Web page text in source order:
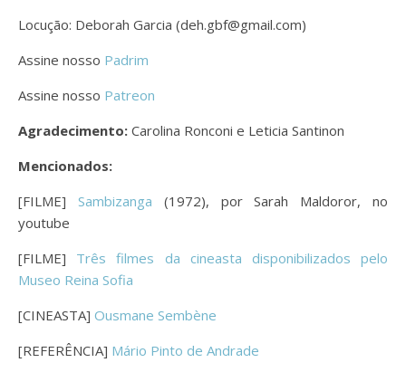
Locução: Deborah Garcia (deh.gbf@gmail.com)
Assine nosso Padrim
Assine nosso Patreon
Agradecimento: Carolina Ronconi e Leticia Santinon
Mencionados:
[FILME] Sambizanga (1972), por Sarah Maldoror, no
youtube
[FILME] Três filmes da cineasta disponibilizados pelo
Museo Reina Sofia
[CINEASTA] Ousmane Sembène
[REFERÊNCIA] Mário Pinto de Andrade